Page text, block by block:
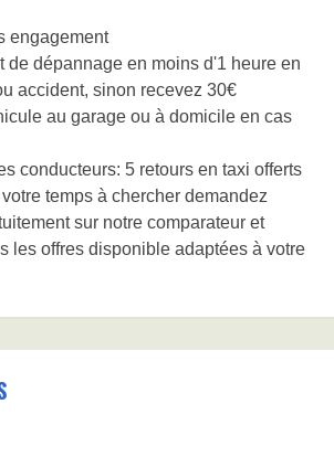
engagement
de dépannage en moins d'1 heure en
accident, sinon recevez 30€
au garage ou à domicile en cas
conducteurs: 5 retours en taxi offerts
temps à chercher demandez
sur notre comparateur et
les offres disponible adaptées à votre